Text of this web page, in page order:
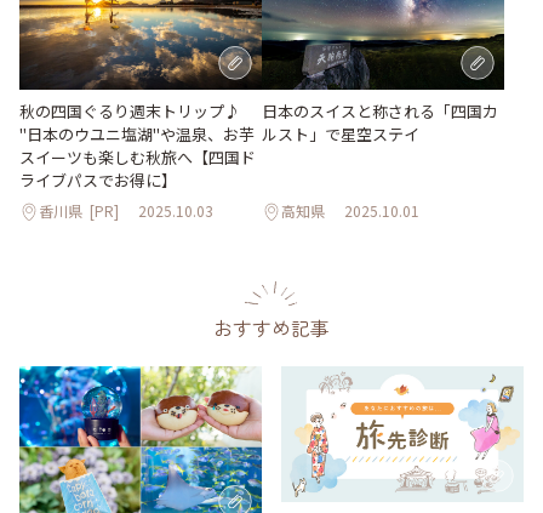
秋の四国ぐるり週末トリップ♪
"日本のウユニ塩湖"や温泉、お芋
スイーツも楽しむ秋旅へ【四国ド
ライブパスでお得に】
香川県 [PR] 2025.10.03
日本のスイスと称される「四国カ
ルスト」で星空ステイ
高知県 2025.10.01
おすすめ記事